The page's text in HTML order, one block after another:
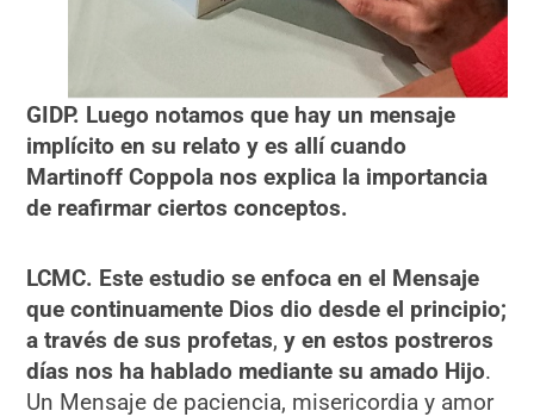
GIDP. Luego notamos que hay un mensaje
implícito en su relato y es allí cuando
Martinoff Coppola nos explica la importancia
de reafirmar ciertos conceptos.
LCMC. Este estudio se enfoca en el Mensaje
que continuamente Dios dio desde el principio;
a través de sus profetas,y en estos postreros
días nos ha hablado mediante su amado Hijo.
Un Mensaje de paciencia, misericordia y amor